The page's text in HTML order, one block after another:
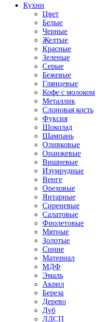
Кухни
Цвет
Белые
Черные
Желтые
Красные
Зеленые
Серые
Бежевые
Глянцевые
Кофе с молоком
Металлик
Слоновая кость
Фуксия
Шоколад
Шампань
Оливковые
Оранжевые
Вишневые
Изумрудные
Венге
Ореховые
Янтарные
Сиреневые
Салатовые
Фиолетовые
Мятные
Золотые
Синие
Материал
МДФ
Эмаль
Акрил
Береза
Дерево
Дуб
ЛДСП